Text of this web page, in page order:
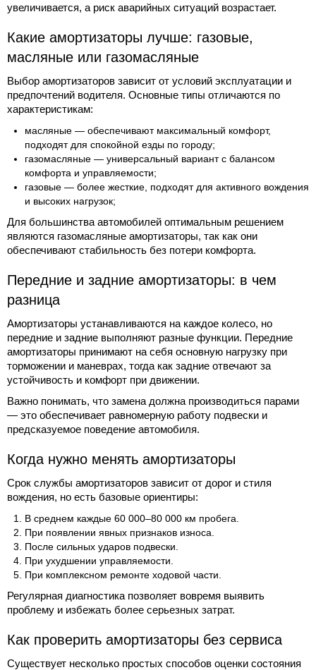
увеличивается, а риск аварийных ситуаций возрастает.
Какие амортизаторы лучше: газовые,
масляные или газомасляные
Выбор амортизаторов зависит от условий эксплуатации и
предпочтений водителя. Основные типы отличаются по
характеристикам:
масляные — обеспечивают максимальный комфорт,
подходят для спокойной езды по городу;
газомасляные — универсальный вариант с балансом
комфорта и управляемости;
газовые — более жесткие, подходят для активного вождения
и высоких нагрузок;
Для большинства автомобилей оптимальным решением
являются газомасляные амортизаторы, так как они
обеспечивают стабильность без потери комфорта.
Передние и задние амортизаторы: в чем
разница
Амортизаторы устанавливаются на каждое колесо, но
передние и задние выполняют разные функции. Передние
амортизаторы принимают на себя основную нагрузку при
торможении и маневрах, тогда как задние отвечают за
устойчивость и комфорт при движении.
Важно понимать, что замена должна производиться парами
— это обеспечивает равномерную работу подвески и
предсказуемое поведение автомобиля.
Когда нужно менять амортизаторы
Срок службы амортизаторов зависит от дорог и стиля
вождения, но есть базовые ориентиры:
В среднем каждые 60 000–80 000 км пробега.
При появлении явных признаков износа.
После сильных ударов подвески.
При ухудшении управляемости.
При комплексном ремонте ходовой части.
Регулярная диагностика позволяет вовремя выявить
проблему и избежать более серьезных затрат.
Как проверить амортизаторы без сервиса
Существует несколько простых способов оценки состояния